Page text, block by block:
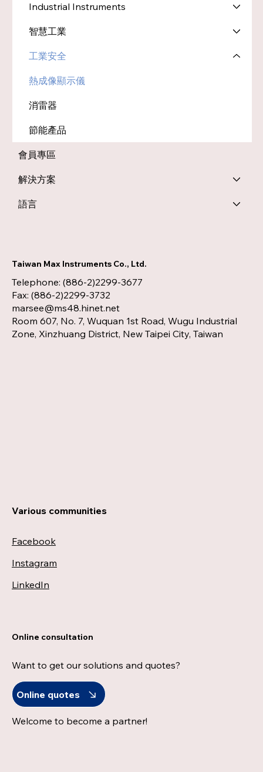
Industrial Instruments
智慧工業
工業安全
熱成像顯示儀
消雷器
節能產品
會員專區
解決方案
語言
Taiwan Max Instruments Co., Ltd.
Telephone: (886-2)2299-3677
Fax: (886-2)2299-3732
marsee@ms48.hinet.net
Room 607, No. 7, Wuquan 1st Road, Wugu Industrial
Zone, Xinzhuang District, New Taipei City, Taiwan
Various communities
Facebook
Instagram
LinkedIn
Online consultation
Want to get our solutions and quotes?
Online quotes
Welcome to become a partner!